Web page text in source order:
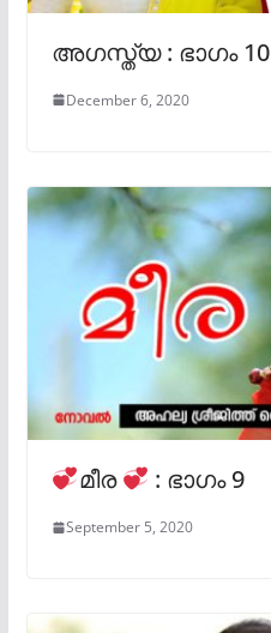
അഗസ്ത്യ : ഭാഗം 10
December 6, 2020
മീര : ഭാഗം 9
September 5, 2020